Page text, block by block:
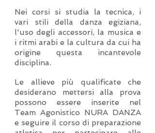
Nei corsi si studia la tecnica, i
vari stili della danza egiziana,
l'uso degli accessori, la musica e
i ritmi arabi e la cultura da cui ha
origine questa incantevole
disciplina.
Le allieve più qualificate che
desiderano mettersi alla prova
possono essere inserite nel
Team Agonistico NURA DANZA
e seguire il corso di preparazione